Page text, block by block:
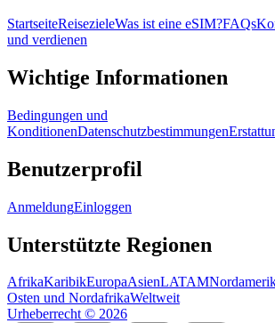
StartseiteReisezieleWas ist eine eSIM?FAQs
und verdienen
Wichtige Informationen
Bedingungen und
KonditionenDatenschutzbestimmungen
Benutzerprofil
AnmeldungEinloggen
Unterstützte Regionen
AfrikaKaribikEuropaAsienLATAM
Osten und NordafrikaWeltweit
Urheberrecht© 2026